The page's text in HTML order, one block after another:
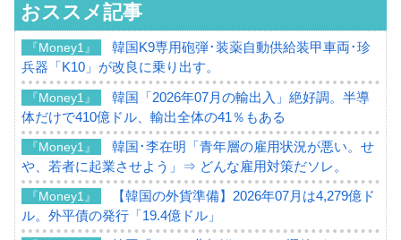
おススメ記事
『Money1』
韓国K9専用砲弾･装薬自動供給装甲車両･珍
兵器「K10」が改良に乗り出す。
『Money1』
韓国「2026年07月の輸出入」絶好調。半導
体だけで410億ドル、輸出全体の41％もある
『Money1』
韓国･李在明「青年層の雇用状況が悪い。せ
や、若者に起業させよう」⇒ どんな雇用対策だソレ。
『Money1』
【韓国の外貨準備】2026年07月は4,279億ド
ル。外平債の発行「19.4億ドル」